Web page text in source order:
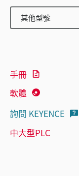
其他型號
手冊
軟體
詢問 KEYENCE
中大型PLC